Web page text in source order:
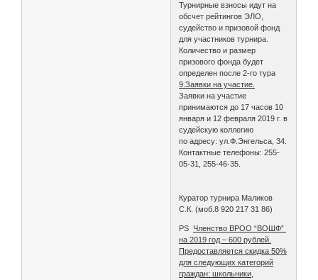
Турнирные взносы идут на
обсчет рейтингов ЭЛО,
судейство и призовой фонд
для участников турнира.
Количество и размер
призового фонда будет
определен после 2-го тура
9.Заявки на участие.
Заявки на участие
принимаются до 17 часов 10
января и 12 февраля 2019 г. в
судейскую коллегию
по адресу: ул.Ф.Энгельса, 34.
Контактные телефоны: 255-
05-31, 255-46-35.
Куратор турнира Маликов
С.К. (моб.8 920 217 31 86)
PSЧленство ВРОО “ВОШФ”
на 2019 год – 600 рублей.
Предоставляется скидка 50%
для следующих категорий
граждан: школьники,